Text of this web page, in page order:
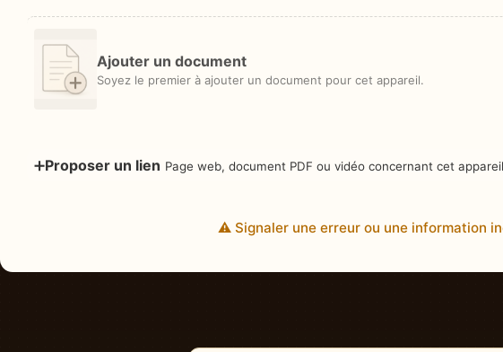
Ajouter un document
Soyez le premier à ajouter un document pour cet appareil.
➕Proposer un lien Page web, document PDF ou vidéo concernant cet
⚠️ Signaler une erreur ou une information